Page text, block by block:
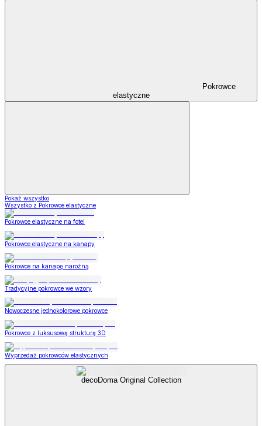
Pokrowce
elastyczne
Pokaż wszystko
Wszystko z Pokrowce elastyczne
Pokrowce elastyczne na fotel
Pokrowce elastyczne na kanapy
Pokrowce na kanapę narożną
Tradycyjne pokrowce we wzory
Nowoczesne jednokolorowe pokrowce
Pokrowce z luksusową strukturą 3D
Wyprzedaż pokrowców elastycznych
decoDoma Original Collection